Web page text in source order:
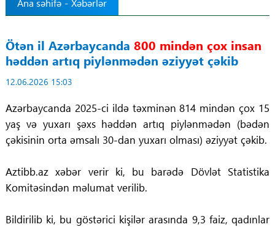
Ana səhifə - Xəbərlər
Ötən il Azərbaycanda 800 mindən çox insan
həddən artıq piylənmədən əziyyət çəkib
12.06.2026 15:03
Azərbaycanda 2025-ci ildə təxminən 814 mindən çox 15
yaş və yuxarı şəxs həddən artıq piylənmədən (bədən
çəkisinin orta əmsalı 30-dan yuxarı olması) əziyyət çəkib.
Aztibb.az xəbər verir ki, bu barədə Dövlət Statistika
Komitəsindən məlumat verilib.
Bildirilib ki, bu göstərici kişilər arasında 9,3 faiz, qadınlar
Regionlar
Elanlar
Gündəm
Tibbi maarifləndirmə
Mühüm hadisələr